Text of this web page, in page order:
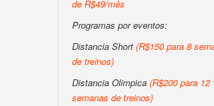
de R$49/mês
Programas por eventos:
Distancia Short (R$150 para 8
de treinos)
Distancia Olimpica (R$200 para 12
semanas de treinos)